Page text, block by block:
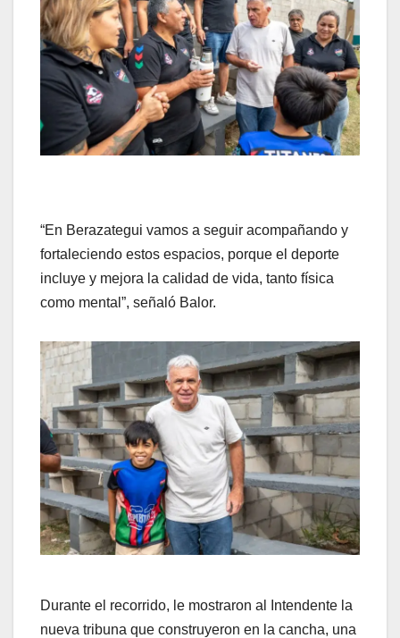
“En Berazategui vamos a seguir acompañando y
fortaleciendo estos espacios, porque el deporte
incluye y mejora la calidad de vida, tanto física
como mental”, señaló Balor.
Durante el recorrido, le mostraron al Intendente la
nueva tribuna que construyeron en la cancha, una